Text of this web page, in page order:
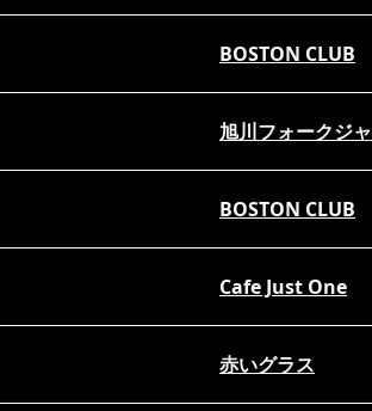
BOSTON CLUB
旭川フォークジ
BOSTON CLUB
Cafe Just One
赤いグラス